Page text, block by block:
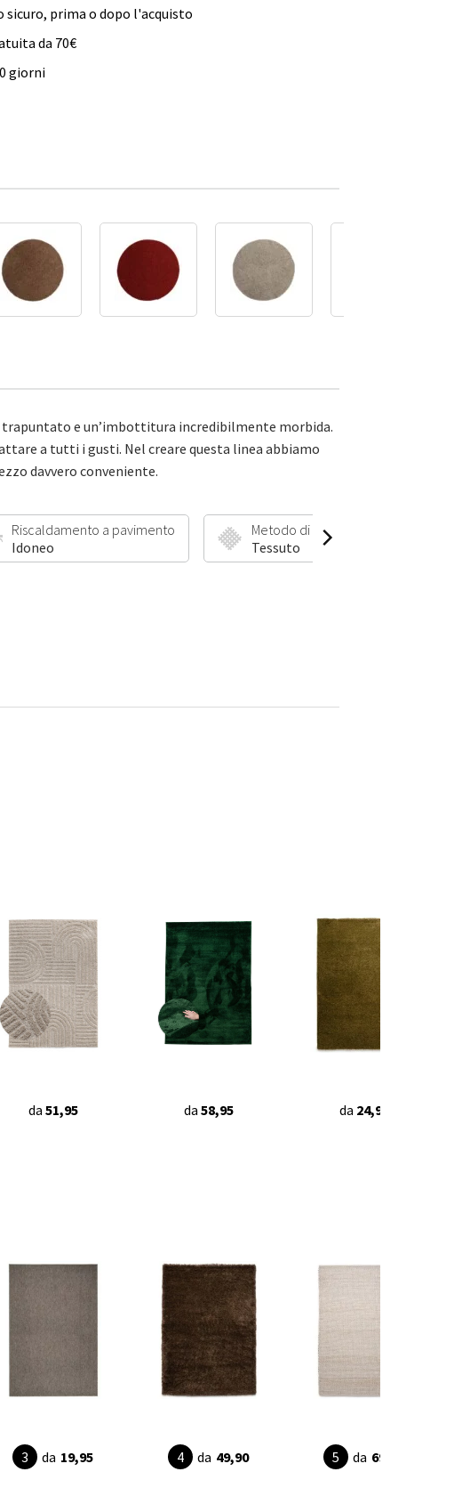
sicuro, prima o dopo l'acquisto
da 70€
giorni
trapuntato e un’imbottitura incredibilmente morbida.
a tutti i gusti. Nel creare questa linea abbiamo
davvero conveniente.
Riscaldamento a pavimento
Idoneo
Metodo di produzione
Tessuto
da 51,95 da 58,95 da 24,95
da 19,95 da 49,90 da 69,90